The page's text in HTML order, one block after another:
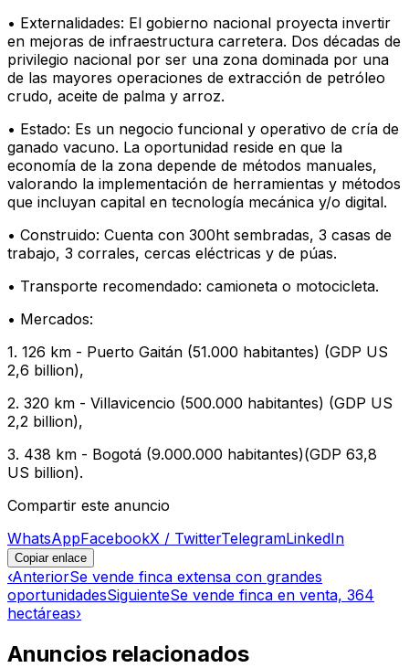
• Externalidades: El gobierno nacional proyecta invertir
en mejoras de infraestructura carretera. Dos décadas de
privilegio nacional por ser una zona dominada por una
de las mayores operaciones de extracción de petróleo
crudo, aceite de palma y arroz.
• Estado: Es un negocio funcional y operativo de cría de
ganado vacuno. La oportunidad reside en que la
economía de la zona depende de métodos manuales,
valorando la implementación de herramientas y métodos
que incluyan capital en tecnología mecánica y/o digital.
• Construido: Cuenta con 300ht sembradas, 3 casas de
trabajo, 3 corrales, cercas eléctricas y de púas.
• Transporte recomendado: camioneta o motocicleta.
• Mercados:
1. 126 km - Puerto Gaitán (51.000 habitantes) (GDP US
2,6 billion),
2. 320 km - Villavicencio (500.000 habitantes) (GDP US
2,2 billion),
3. 438 km - Bogotá (9.000.000 habitantes)(GDP 63,8
US billion).
Compartir este anuncio
WhatsAppFacebookX / TwitterTelegramLinkedIn
Copiar enlace
‹AnteriorSe vende finca extensa con grandes
oportunidadesSiguienteSe vende finca en venta, 364
hectáreas›
Anuncios relacionados